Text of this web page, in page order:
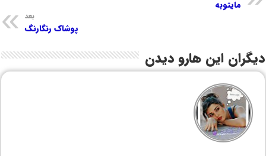
مایتوبه
بعد
پوشاک رنگارنگ
دیگران این هارو دیدن